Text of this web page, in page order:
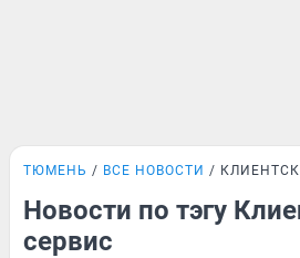
ТЮМЕНЬ ВСЕ НОВОСТИ
Новости по тэгу
сервис